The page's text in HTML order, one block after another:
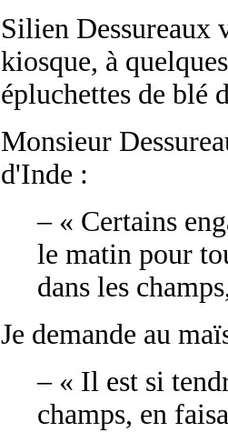
Silien Dessureaux
kiosque, à
épluchettes de blé
Monsieur
d'Inde :
– « Certains
le matin pour
dans les
Je demande au
– « Il est si
champs, en